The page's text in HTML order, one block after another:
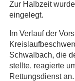
Zur Halbzeit
eingelegt.
Im Verlauf der
Schwalbach, die
stellte, reagierte
Rettungsdienst